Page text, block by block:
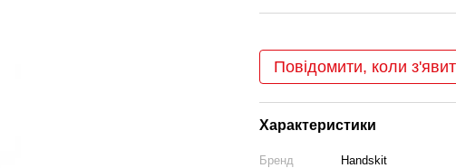
Повідомити, коли
Характеристики
Бренд
Handskit